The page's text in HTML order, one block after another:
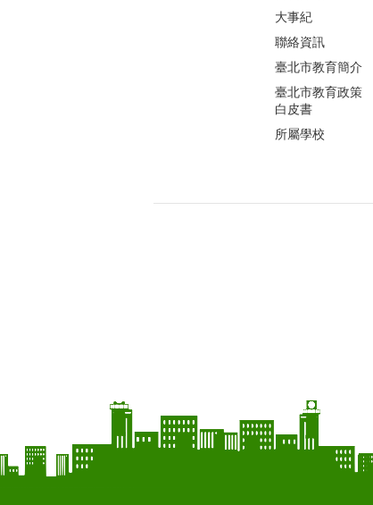
大事紀
聯絡資訊
臺北市教育簡介
臺北市教育政策
白皮書
所屬學校